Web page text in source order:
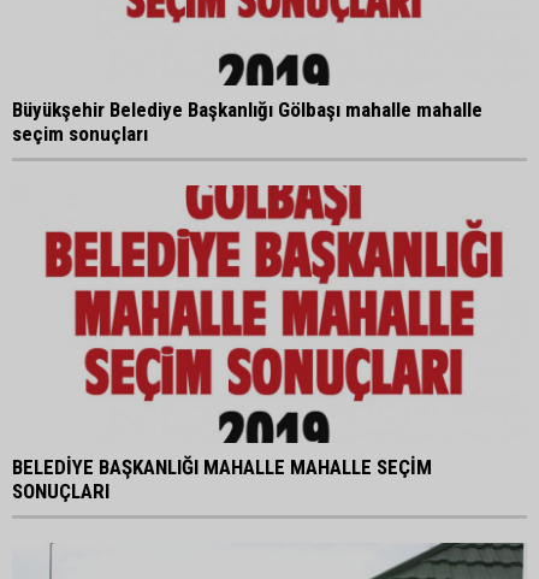
Büyükşehir Belediye Başkanlığı Gölbaşı mahalle mahalle
seçim sonuçları
BELEDİYE BAŞKANLIĞI MAHALLE MAHALLE SEÇİM
SONUÇLARI